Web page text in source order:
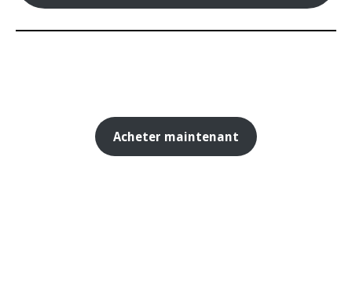
Acheter maintenant